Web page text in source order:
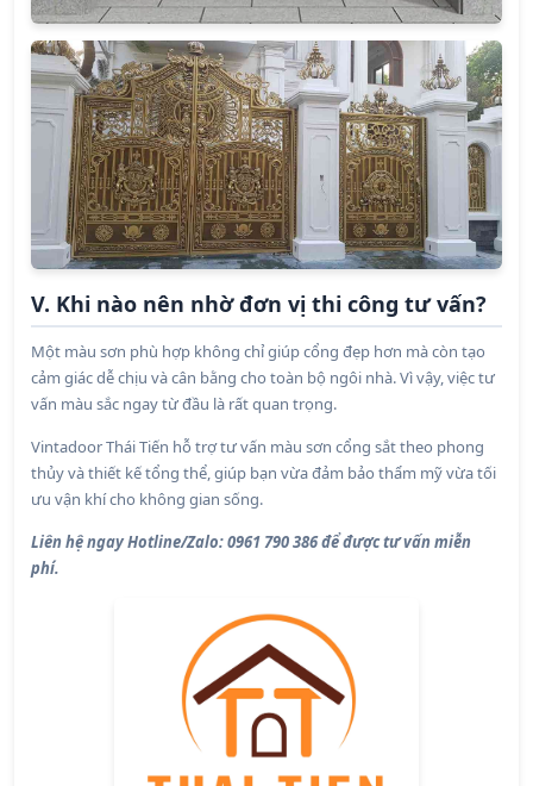
V. Khi nào nên nhờ đơn vị thi công tư vấn?
Một màu sơn phù hợp không chỉ giúp cổng đẹp hơn mà còn tạo
cảm giác dễ chịu và cân bằng cho toàn bộ ngôi nhà. Vì vậy, việc tư
vấn màu sắc ngay từ đầu là rất quan trọng.
Vintadoor Thái Tiến hỗ trợ tư vấn màu sơn cổng sắt theo phong
thủy và thiết kế tổng thể, giúp bạn vừa đảm bảo thẩm mỹ vừa tối
ưu vận khí cho không gian sống.
Liên hệ ngay Hotline/Zalo: 0961 790 386 để được tư vấn miễn
phí.